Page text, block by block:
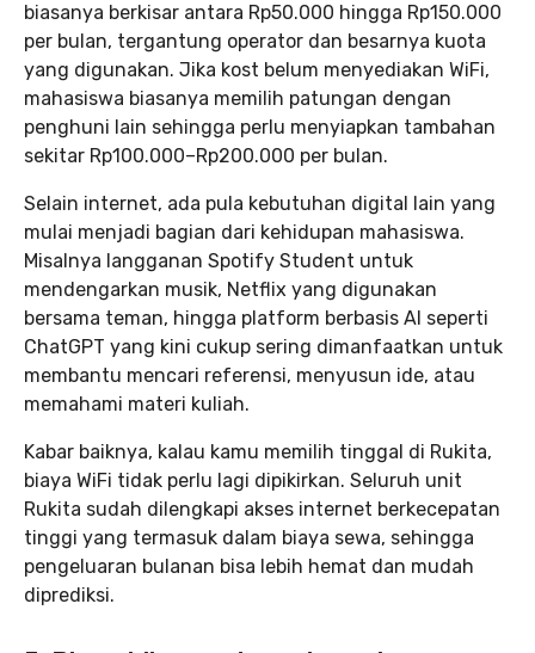
biasanya berkisar antara Rp50.000 hingga Rp150.000
per bulan, tergantung operator dan besarnya kuota
yang digunakan. Jika kost belum menyediakan WiFi,
mahasiswa biasanya memilih patungan dengan
penghuni lain sehingga perlu menyiapkan tambahan
sekitar Rp100.000–Rp200.000 per bulan.
Selain internet, ada pula kebutuhan digital lain yang
mulai menjadi bagian dari kehidupan mahasiswa.
Misalnya langganan Spotify Student untuk
mendengarkan musik, Netflix yang digunakan
bersama teman, hingga platform berbasis AI seperti
ChatGPT yang kini cukup sering dimanfaatkan untuk
membantu mencari referensi, menyusun ide, atau
memahami materi kuliah.
Kabar baiknya, kalau kamu memilih tinggal di Rukita,
biaya WiFi tidak perlu lagi dipikirkan. Seluruh unit
Rukita sudah dilengkapi akses internet berkecepatan
tinggi yang termasuk dalam biaya sewa, sehingga
pengeluaran bulanan bisa lebih hemat dan mudah
diprediksi.